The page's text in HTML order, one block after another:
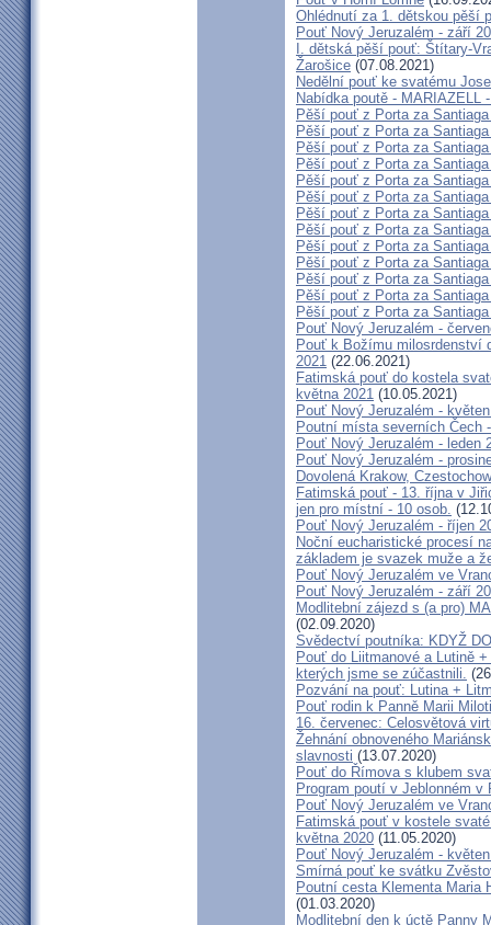
Ohlédnutí za 1. dětskou pěší
Pouť Nový Jeruzalém - září
I. dětská pěší pouť: Štítary-
Žarošice (07.08.2021)
Nedělní pouť ke svatému
Nabídka poutě - MARIAZELL
Pěší pouť z Porta za
Pěší pouť z Porta za
Pěší pouť z Porta za
Pěší pouť z Porta za
Pěší pouť z Porta za
Pěší pouť z Porta za
Pěší pouť z Porta za
Pěší pouť z Porta za
Pěší pouť z Porta za
Pěší pouť z Porta za
Pěší pouť z Porta za
Pěší pouť z Porta za
Pěší pouť z Porta za
Pouť Nový Jeruzalém -
Pouť k Božímu milosrdenství
2021 (22.06.2021)
Fatimská pouť do kostela
května 2021 (10.05.2021)
Pouť Nový Jeruzalém -
Poutní místa severních Čech
Pouť Nový Jeruzalém - leden
Pouť Nový Jeruzalém -
Dovolená Krakow,
Fatimská pouť - 13. října v
jen pro místní - 10 osob.
Pouť Nový Jeruzalém - říjen
Noční eucharistické procesí
základem je svazek muže a
Pouť Nový Jeruzalém ve
Pouť Nový Jeruzalém - září
Modlitební zájezd s (a pro)
(02.09.2020)
Svědectví poutníka: KDYŽ
Pouť do Liitmanové a Lutině
kterých jsme se zúčastnili.
Pozvání na pouť: Lutina +
Pouť rodin k Panně Marii
16. červenec: Celosvětová
Žehnání obnoveného
slavnosti (13.07.2020)
Pouť do Římova s klubem
Program poutí v Jeblonném v
Pouť Nový Jeruzalém ve
Fatimská pouť v kostele
května 2020 (11.05.2020)
Pouť Nový Jeruzalém -
Smírná pouť ke svátku
Poutní cesta Klementa Maria
(01.03.2020)
Modlitební den k úctě Panny